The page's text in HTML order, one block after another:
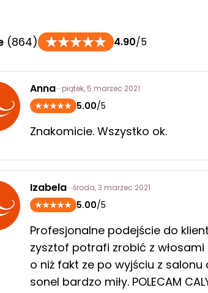
(864) 4.90/5
Anna piątek, 5 marzec 2021
5.00/5
Znakomicie. Wszystko ok.
Izabela środa, 3 marzec 2021
5.00/5
Profesjonalne podejście do
zysztof potrafi zrobić z
o niż fakt ze po wyjściu z
sonel bardzo miły. POLECAM